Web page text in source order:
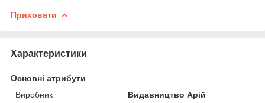
Приховати
Характеристики
Основні атрибути
Виробник
Видавництво Арій